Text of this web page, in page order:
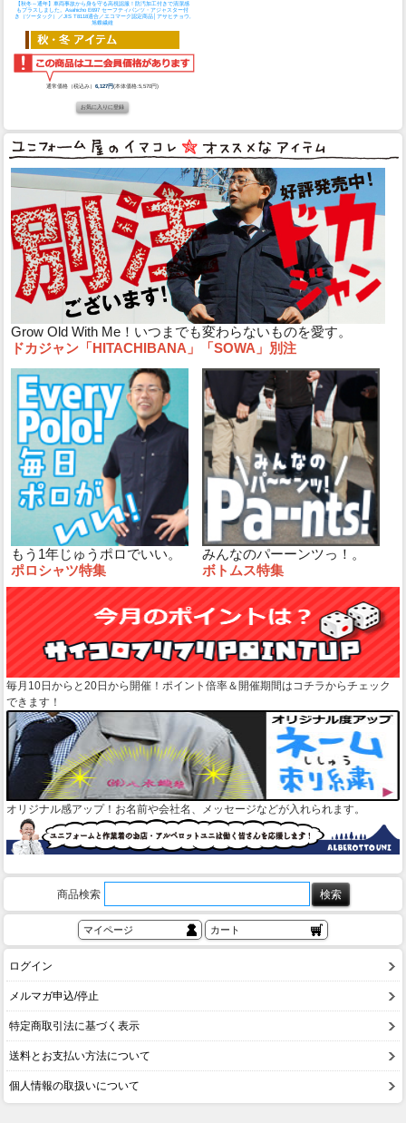
【秋冬～通年】車両事故から身を守る高視認服！防汚加工付きで清潔感
もプラスしました。Asahicho E697 セーフティパンツ・アジャスター付
き（ツータック）／JIS T8118適合／エコマーク認定商品│アサヒチョウ,
旭蝶繊維
通常価格（税込み）6,127円(本体価格:5,570円)
Grow Old With Me！いつまでも変わらないものを愛す。
ドカジャン「HITACHIBANA」「SOWA」別注
もう1年じゅうポロでいい。
ポロシャツ特集
みんなのパーーンツっ！。
ボトムス特集
毎月10日からと20日から開催！ポイント倍率＆開催期間はコチラからチェック
できます！
オリジナル感アップ！お名前や会社名、メッセージなどが入れられます。
商品検索
マイページ カート
ログイン
メルマガ申込/停止
特定商取引法に基づく表示
送料とお支払い方法について
個人情報の取扱いについて